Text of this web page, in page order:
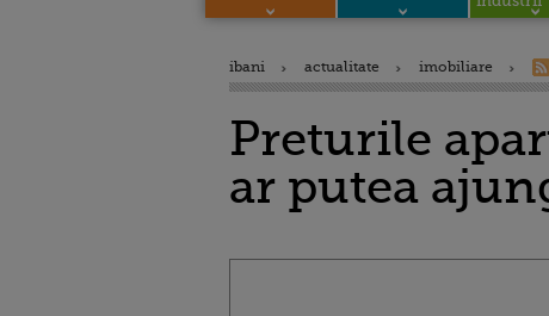
ibani actualitate imobiliare
Preturile
ar putea